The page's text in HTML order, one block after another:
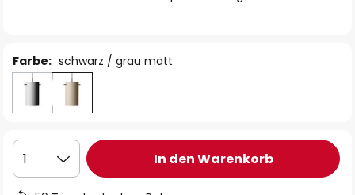
Farbe: schwarz / grau matt
1 In den Warenkorb